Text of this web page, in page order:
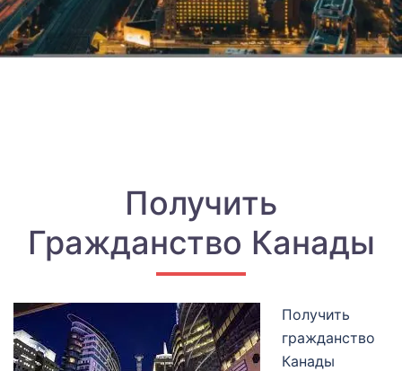
Получить
Гражданство Канады
Получить
гражданство
Канады